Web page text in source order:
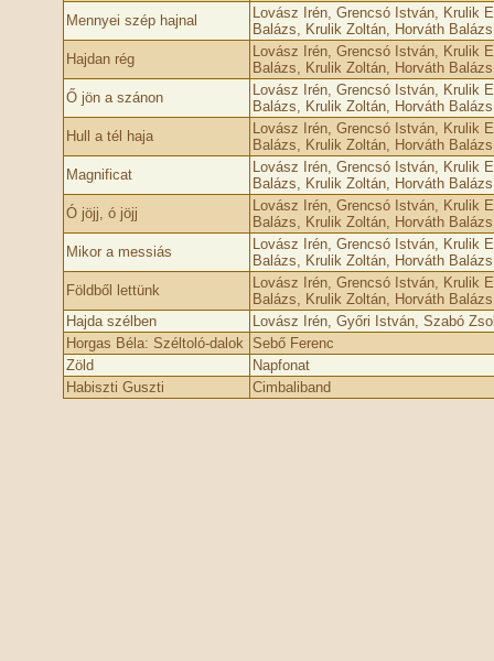
Mennyei szép hajnal
Lovász Irén, Grencsó István, Krulik
Balázs, Krulik Zoltán, Horváth
Hajdan rég
Lovász Irén, Grencsó István, Krulik
Balázs, Krulik Zoltán, Horváth
Ő jön a szánon
Lovász Irén, Grencsó István, Krulik
Balázs, Krulik Zoltán, Horváth
Hull a tél haja
Lovász Irén, Grencsó István, Krulik
Balázs, Krulik Zoltán, Horváth
Magnificat
Lovász Irén, Grencsó István, Krulik
Balázs, Krulik Zoltán, Horváth
Ó jöjj, ó jöjj
Lovász Irén, Grencsó István, Krulik
Balázs, Krulik Zoltán, Horváth
Mikor a messiás
Lovász Irén, Grencsó István, Krulik
Balázs, Krulik Zoltán, Horváth
Földből lettünk
Lovász Irén, Grencsó István, Krulik
Balázs, Krulik Zoltán, Horváth
Hajda szélben
Lovász Irén, Győri István, Szabó
Horgas Béla: Széltoló-dalok
Sebő Ferenc
Zöld
Napfonat
Habiszti Guszti
Cimbaliband